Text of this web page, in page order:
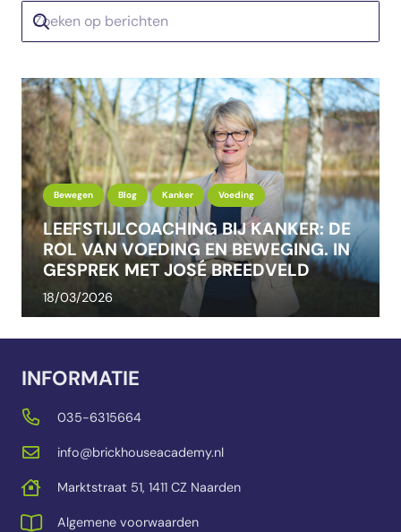
Bewegen Blog Kanker Voeding
LEEFSTIJLCOACHING BIJ KANKER: DE
ROL VAN VOEDING EN BEWEGING. IN
GESPREK MET JOSÉ BREEDVELD
18/03/2026
INFORMATIE
035-6315664
info@brickhouseacademy.nl
Marktstraat 51, 1411 CZ Naarden
Algemene voorwaarden